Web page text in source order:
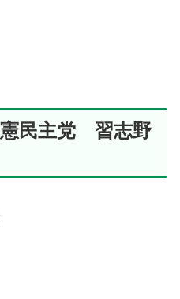
民主党 習志野